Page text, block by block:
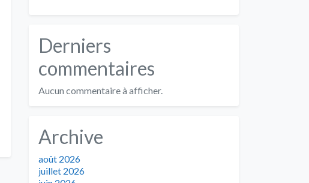
Derniers
commentaires
Aucun commentaire à afficher.
Archive
août 2026
juillet 2026